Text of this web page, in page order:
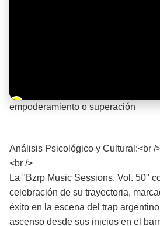
Barra de progreso de la reproducción
empoderamiento o superación
Análisis Psicológico y Cultural:<br /
<br />
La "Bzrp Music Sessions, Vol. 50"
celebración de su trayectoria,
éxito en la escena del trap
ascenso desde sus inicios en el